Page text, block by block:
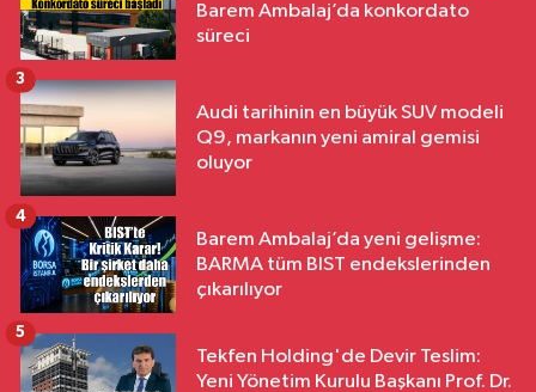
Barem Ambalaj’da konkordato
süreci
Audi tarihinin en büyük SUV modeli
Q9, markanın yeni amiral gemisi
oluyor
3
Barem Ambalaj’da yeni gelişme:
BARMA tüm BIST endekslerinden
çıkarılıyor
4
Tekfen Holding'de Devir Teslim:
Yeni Yönetim Kurulu Başkanı Prof. Dr.
5